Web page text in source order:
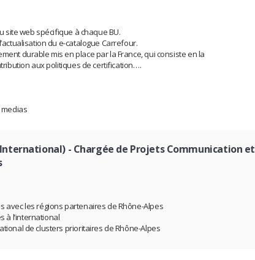
site web spécifique à chaque BU.
du e-catalogue Carrefour.
durable mis en place par la France, qui consiste en la
aux politiques de certification….
International)- Chargée de Projets Communication et
avec les régions partenaires de Rhône-Alpes
à l’international
de clusters prioritaires de Rhône-Alpes